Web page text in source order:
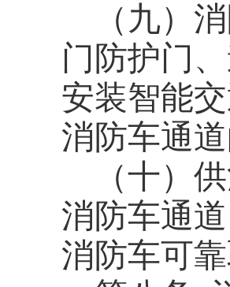
（九）
门防护门
安装智能
消防车通
（十）
消防车通
消防车可